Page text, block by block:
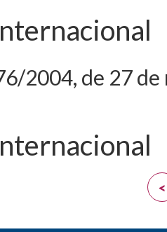
2004, de 27
de
<